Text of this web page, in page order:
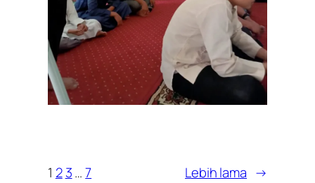
1 2 3… 7 Lebih lama →